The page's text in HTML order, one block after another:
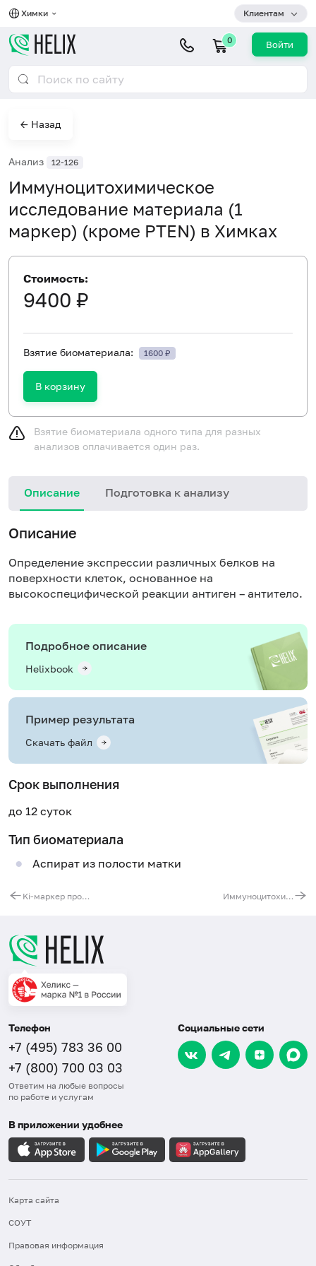
Химки Клиентам
0 Войти
← Назад
Анализ 12-126
Иммуноцитохимическое
исследование материала (1
маркер) (кроме PTEN) в Химках
Стоимость:
9400 ₽
Взятие биоматериала: 1600 ₽
В корзину
Взятие биоматериала одного типа для разных
анализов оплачивается один раз.
Описание Подготовка к анализу
Описание
Определение экспрессии различных белков на
поверхности клеток, основанное на
высокоспецифической реакции антиген – антитело.
Подробное описание
Helixbook
Пример результата
Скачать файл
Срок выполнения
до 12 суток
Тип биоматериала
Аспират из полости матки
Ki-маркер пролиферативной активности Иммуноцитохимическое исследование материала (2 маркера) (кроме PTEN)
Телефон
+7 (495) 783 36 00
+7 (800) 700 03 03
Ответим на любые вопросы
по работе и услугам
Социальные сети
В приложении удобнее
Карта сайта
СОУТ
Правовая информация